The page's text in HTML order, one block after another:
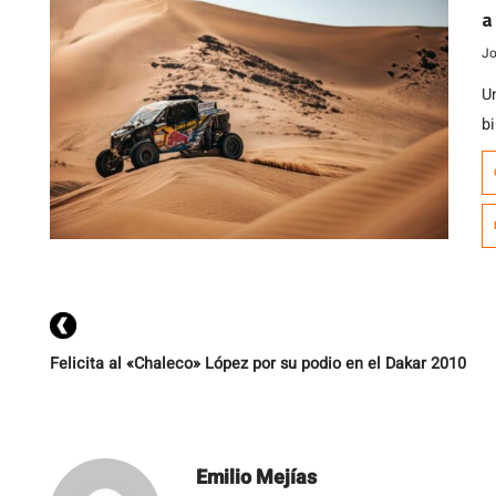
Felicita al «Chaleco» López por su podio en el Dakar 2010
Emilio Mejías